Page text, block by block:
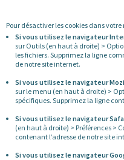
Pour désactiver les cookies dans
Si vous utilisez le navigateur
sur Outils (en haut à droite) >
les fichiers. Supprimez la ligne
de notre site internet.
Si vous utilisez le navigateur
sur le menu (en haut à droite) >
spécifiques. Supprimez la ligne
Si vous utilisez le navigateur
(en haut à droite) > Préférences >
contenant l’adresse de notre site
Si vous utilisez le navigateur